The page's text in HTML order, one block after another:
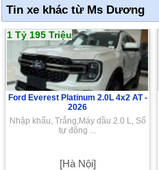
Tin xe khác từ Ms Dương
1 Tỷ 195 Triệu
Ford Everest Platinum 2.0L 4x2 AT -
2026
Nhập khẩu, Trắng,Máy dầu 2.0 L, Số
tự động ...
[Hà Nội]